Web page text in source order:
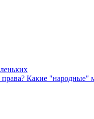
Какие "народные"